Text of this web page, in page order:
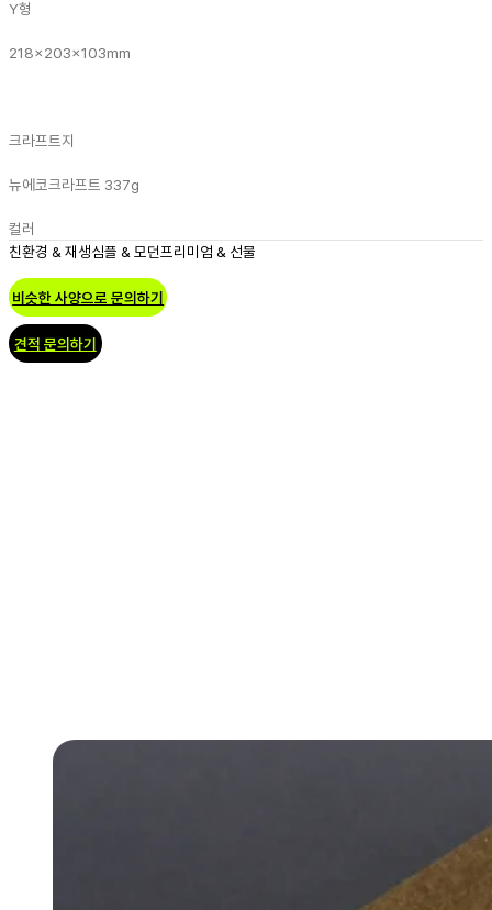
Y형
218x203x103mm
크라프트지
뉴에코크라프트 337g
컬러
친환경 & 재생심플 & 모던프리미엄 & 선물
비슷한 사양으로 문의하기
견적 문의하기